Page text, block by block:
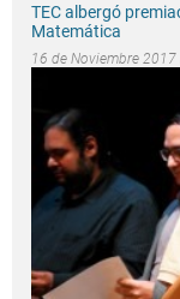
TEC albergó
Matemática
16 de Noviembre 2017